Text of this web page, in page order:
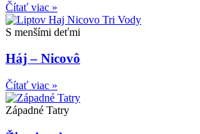
Čítať viac »
S menšími deťmi
Háj – Nicovô
Čítať viac »
Západné Tatry